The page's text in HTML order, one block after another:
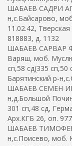
ШАБАЕВ САДРИ
н,с.Байсарово,
11.02.42,
818883, д. 1132
ШАБАЕВ САРВАР
Варяш, моб.
сп,58 сд(335
Барятинский р-
ШАБАЕВ СЕМЕН
н,д.Большой
301 сп,48 сд,
Арх.КГБ 26, оп.
ШАБАЕВ ТИМОФЕЙ
н,с.Поисево, моб.